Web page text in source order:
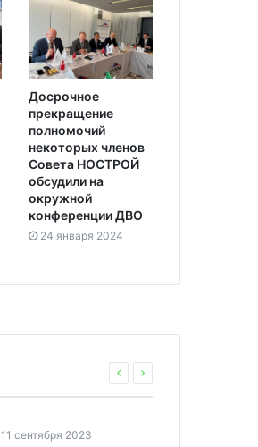
Досрочное
прекращение
полномочий
некоторых членов
Совета НОСТРОЙ
обсудили на
окружной
конференции ДВО
24 января 2024
11 сентября 2023